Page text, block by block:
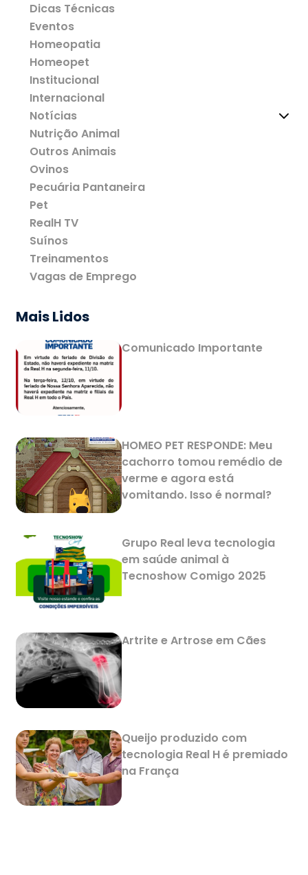
Dicas Técnicas
Eventos
Homeopatia
Homeopet
Institucional
Internacional
Notícias
Nutrição Animal
Outros Animais
Ovinos
Pecuária Pantaneira
Pet
RealH TV
Suínos
Treinamentos
Vagas de Emprego
Mais Lidos
Comunicado Importante
HOMEO PET RESPONDE: Meu
cachorro tomou remédio de
verme e agora está
vomitando. Isso é normal?
Grupo Real leva tecnologia
em saúde animal à
Tecnoshow Comigo 2025
Artrite e Artrose em Cães
Queijo produzido com
tecnologia Real H é premiado
na França